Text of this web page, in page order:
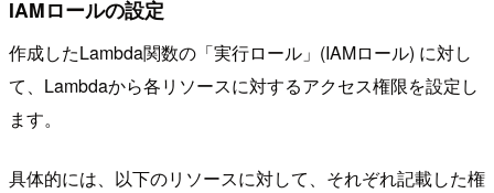
IAMロールの設定
作成したLambda関数の「実行ロール」(IAMロール) に対し
て、Lambdaから各リソースに対するアクセス権限を設定し
ます。
具体的には、以下のリソースに対して、それぞれ記載した権